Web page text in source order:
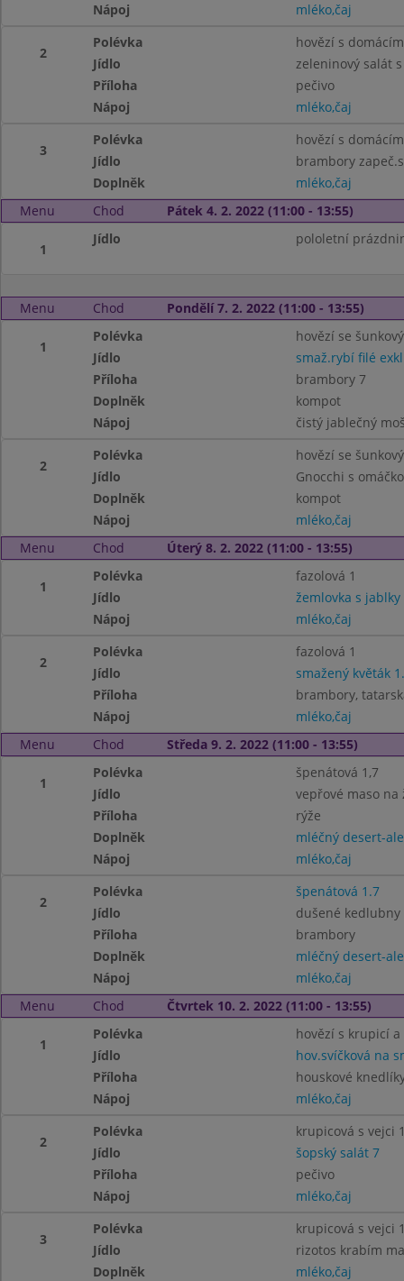
Nápoj
mléko,čaj
2
Polévka
hovězí s
Jídlo
zeleninový salát
Příloha
pečivo
Nápoj
mléko,čaj
3
Polévka
hovězí s
Jídlo
brambory
Doplněk
mléko,čaj
Menu
Chod Pátek 4. 2. 2022 (11:00 - 13:55)
1
Jídlo pololetní
Menu Chod Pondělí 7. 2. 2022 (11:00 - 13:55)
1
Polévka
hovězí se
Jídlo
smaž.rybí filé
Příloha
brambory 7
Doplněk
kompot
Nápoj
čistý jablečný
2
Polévka
hovězí se
Jídlo
Gnocchi s
Doplněk
kompot
Nápoj
mléko,čaj
Menu
Chod Úterý 8. 2. 2022 (11:00 - 13:55)
1
Polévka
fazolová 1
Jídlo
žemlovka s jablky
Nápoj
mléko,čaj
2
Polévka
fazolová 1
Jídlo
smažený květák
Příloha
brambory,
Nápoj
mléko,čaj
Menu
Chod Středa 9. 2. 2022 (11:00 - 13:55)
1
Polévka
špenátová 1,7
Jídlo
vepřové maso na
Příloha
rýže
Doplněk
mléčný desert-
Nápoj
mléko,čaj
2
Polévka
špenátová 1.7
Jídlo
dušené kedlubny
Příloha
brambory
Doplněk
mléčný desert-
Nápoj
mléko,čaj
Menu
Chod Čtvrtek 10. 2. 2022 (11:00 - 13:55)
1
Polévka
hovězí s krupicí a
Jídlo
hov.svíčková na
Příloha
houskové
Nápoj
mléko,čaj
2
Polévka
krupicová s vejci
Jídlo
šopský salát 7
Příloha
pečivo
Nápoj
mléko,čaj
3
Polévka
krupicová s vejci
Jídlo
rizotos krabím
Doplněk
mléko,čaj